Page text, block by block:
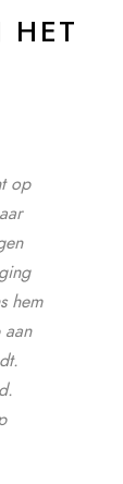
HET
op
hem